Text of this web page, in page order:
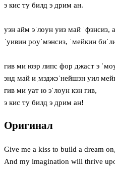
э кис ту билд э дрим ан.
уэн айм эˈлoун уиз май ˈфэнсиз,
ˈуивин рoуˈмэнсиз, ˈмейкин
гив ми юэр липс фор джаст э
энд май иˌмэджэˈнейшэн уил
гив ми уат ю эˈлoун кэн гив,
э кис ту билд э дрим ан!
Оригинал
Give me a kiss to build a dream on,
And my imagination will thrive